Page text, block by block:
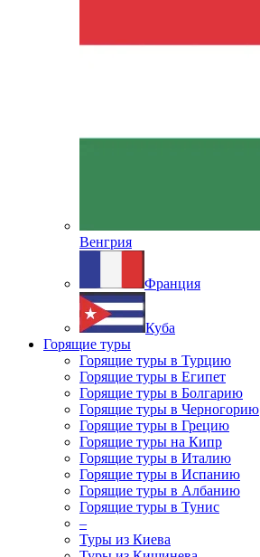
Венгрия
Франция
Куба
Горящие туры
Горящие туры в Турцию
Горящие туры в Египет
Горящие туры в Болгарию
Горящие туры в Черногорию
Горящие туры в Грецию
Горящие туры на Кипр
Горящие туры в Италию
Горящие туры в Испанию
Горящие туры в Албанию
Горящие туры в Тунис
–
Туры из Киева